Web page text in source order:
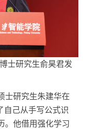
士研究生俞昊君发
士研究生朱建华在
自己从手写公式识
。他借用强化学习